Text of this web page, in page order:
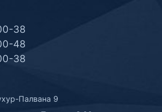
38
48
38
Палвана 9